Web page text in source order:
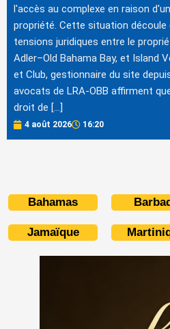
l'accès au complexe en raison
propriété. Cette situation découle
tensions juridiques entre le
Adler–Old Bahama Bay, et Island
et Club, gestionnaire du site
avocats de LRA-OBB affirment
droit de […]
4 août 2026 16:20
Bahamas
Jamaïque